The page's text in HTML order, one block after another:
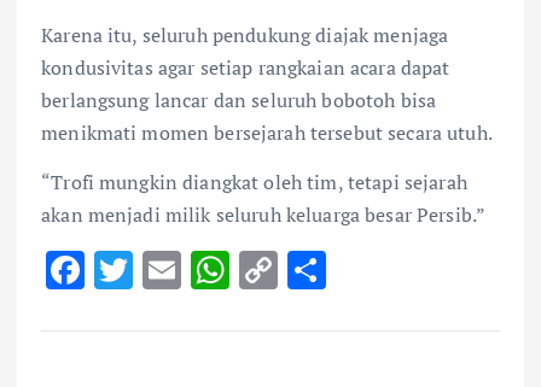
Karena itu, seluruh pendukung diajak menjaga
kondusivitas agar setiap rangkaian acara dapat
berlangsung lancar dan seluruh bobotoh bisa
menikmati momen bersejarah tersebut secara utuh.
“Trofi mungkin diangkat oleh tim, tetapi sejarah
akan menjadi milik seluruh keluarga besar Persib.”
F
e
T
it
E
ai
W
at
C
p ar